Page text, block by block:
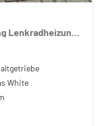
1.0 T-GDI 90PS 5-türig Sitzheizung Lenkradheizung Rückf.Kamera PDC Klima Apple CarPlay Android Auto Tempomat Touchscreen
White